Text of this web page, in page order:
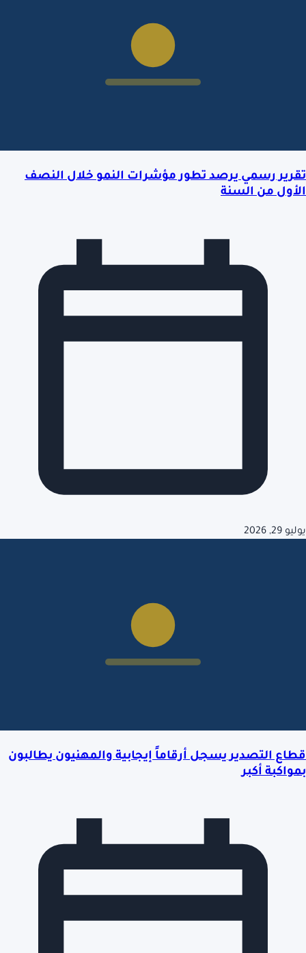
تقرير رسمي يرصد تطور مؤشرات النمو خلال النصف
الأول من السنة
يوليو 29, 2026
قطاع التصدير يسجل أرقاماً إيجابية والمهنيون يطالبون
بمواكبة أكبر